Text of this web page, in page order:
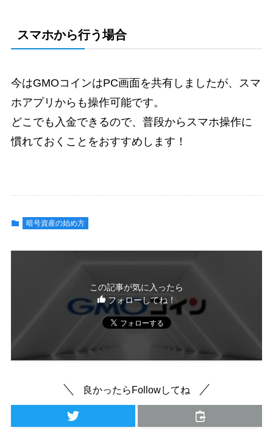
スマホから行う場合
今はGMOコインはPC画面を共有しましたが、スマ
ホアプリからも操作可能です。
どこでも入金できるので、普段からスマホ操作に
慣れておくことをおすすめします！
暗号資産の始め方
この記事が気に入ったら
フォローしてね！
良かったらFollowしてね